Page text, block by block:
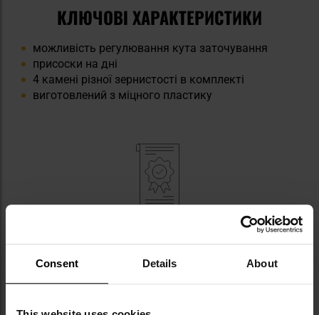
Consent Details About
КЛЮЧОВІ ХАРАКТЕРИСТИКИ
можливість регулювання кута заточування
присоски на дні
4 камені різної зернистості в комплекті
виготовлений з міцного пластику
ТЕХНІЧНІ ХАРАКТЕРИСТИКИ
Вага: 1 кг